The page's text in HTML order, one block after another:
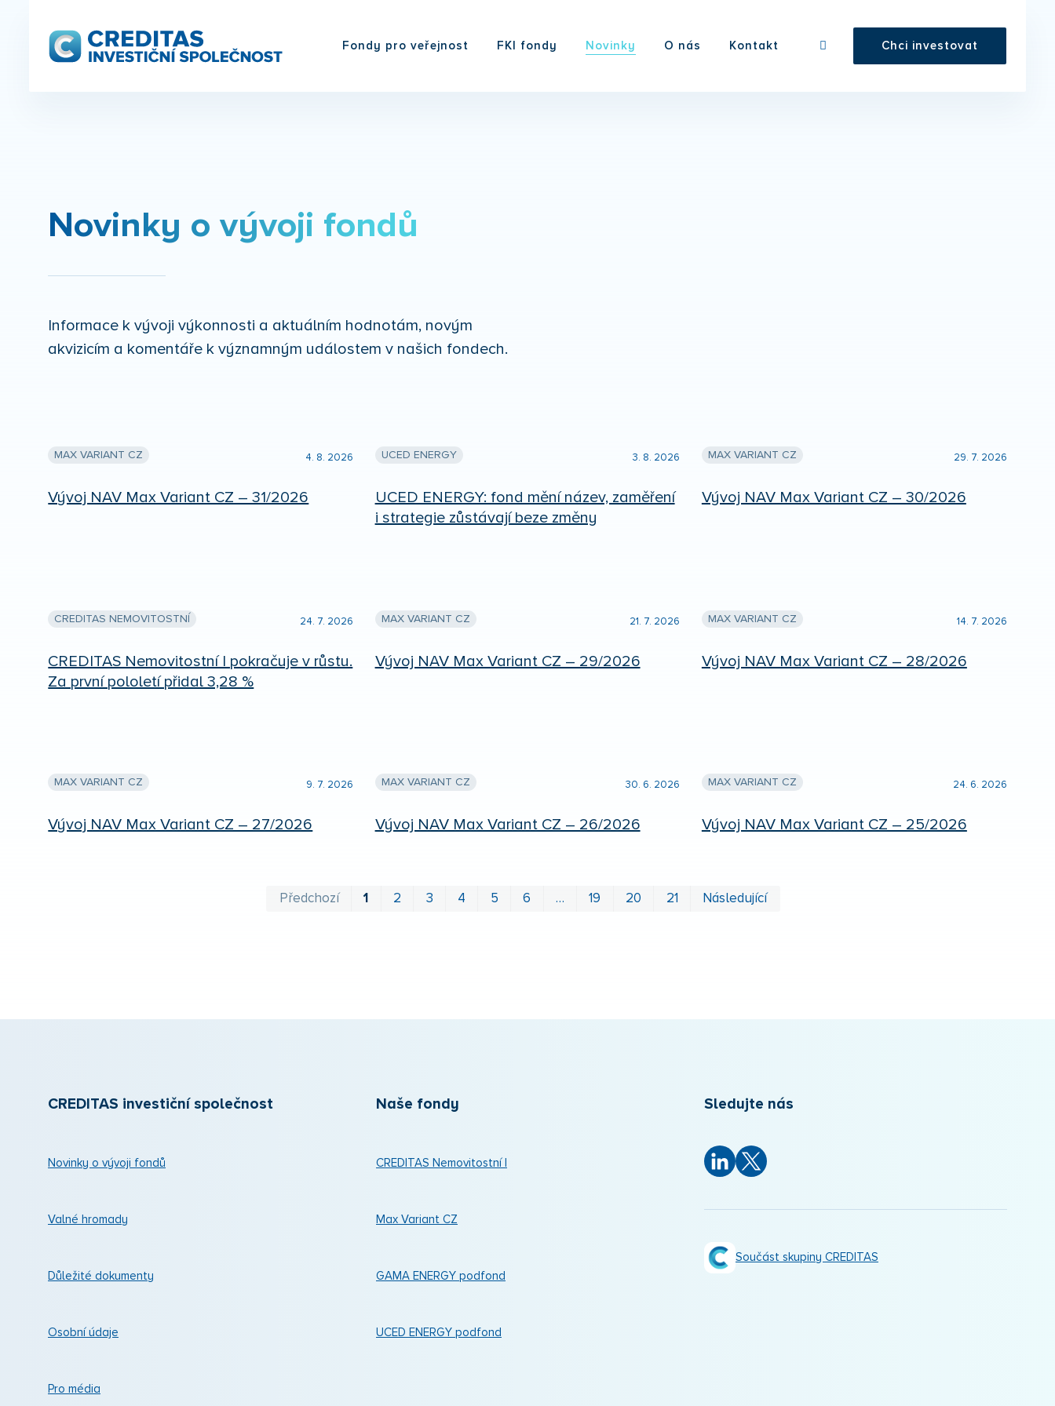
Fondy pro veřejnost FKI fondy Novinky O nás Kontakt Chci investovat
Novinky o vývoji fondů
Informace k vývoji výkonnosti a aktuálním hodnotám, novým
akvizicím a komentáře k významným událostem v našich fondech.
MAX VARIANT CZ 4. 8. 2026
Vývoj NAV Max Variant CZ – 31/2026
UCED ENERGY 3. 8. 2026
UCED ENERGY: fond mění název, zaměření
i strategie zůstávají beze změny
MAX VARIANT CZ 29. 7. 2026
Vývoj NAV Max Variant CZ – 30/2026
CREDITAS NEMOVITOSTNÍ 24. 7. 2026
CREDITAS Nemovitostní I pokračuje v růstu.
Za první pololetí přidal 3,28 %
MAX VARIANT CZ 21. 7. 2026
Vývoj NAV Max Variant CZ – 29/2026
MAX VARIANT CZ 14. 7. 2026
Vývoj NAV Max Variant CZ – 28/2026
MAX VARIANT CZ 9. 7. 2026
Vývoj NAV Max Variant CZ – 27/2026
MAX VARIANT CZ 30. 6. 2026
Vývoj NAV Max Variant CZ – 26/2026
MAX VARIANT CZ 24. 6. 2026
Vývoj NAV Max Variant CZ – 25/2026
Předchozí 1 2 3 4 5 6 … 19 20 21 Následující
CREDITAS investiční společnost
Novinky o vývoji fondů
Valné hromady
Důležité dokumenty
Osobní údaje
Pro média
Naše fondy
CREDITAS Nemovitostní I
Max Variant CZ
GAMA ENERGY podfond
UCED ENERGY podfond
Sledujte nás
Součást skupiny CREDITAS